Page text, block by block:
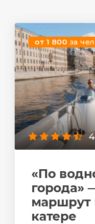
от 1 800 за
«По
города»
маршрут
катере